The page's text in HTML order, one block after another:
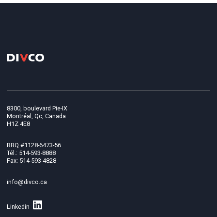
8300, boulevard Pie-IX
Montréal, Qc, Canada
H1Z 4E8
RBQ #1128-6473-56
Tél.: 514-593-8888
Fax: 514-593-4828
info@divco.ca
Linkedin